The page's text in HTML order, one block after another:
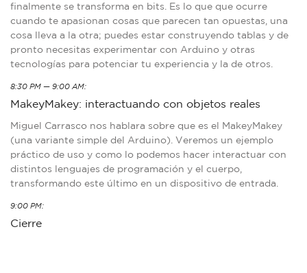
finalmente se transforma en bits. Es lo que que ocurre
cuando te apasionan cosas que parecen tan opuestas, una
cosa lleva a la otra; puedes estar construyendo tablas y de
pronto necesitas experimentar con Arduino y otras
tecnologías para potenciar tu experiencia y la de otros.
8:30 PM — 9:00 AM:
MakeyMakey: interactuando con objetos reales
Miguel Carrasco nos hablara sobre que es el MakeyMakey
(una variante simple del Arduino). Veremos un ejemplo
práctico de uso y como lo podemos hacer interactuar con
distintos lenguajes de programación y el cuerpo,
transformando este último en un dispositivo de entrada.
9:00 PM:
Cierre